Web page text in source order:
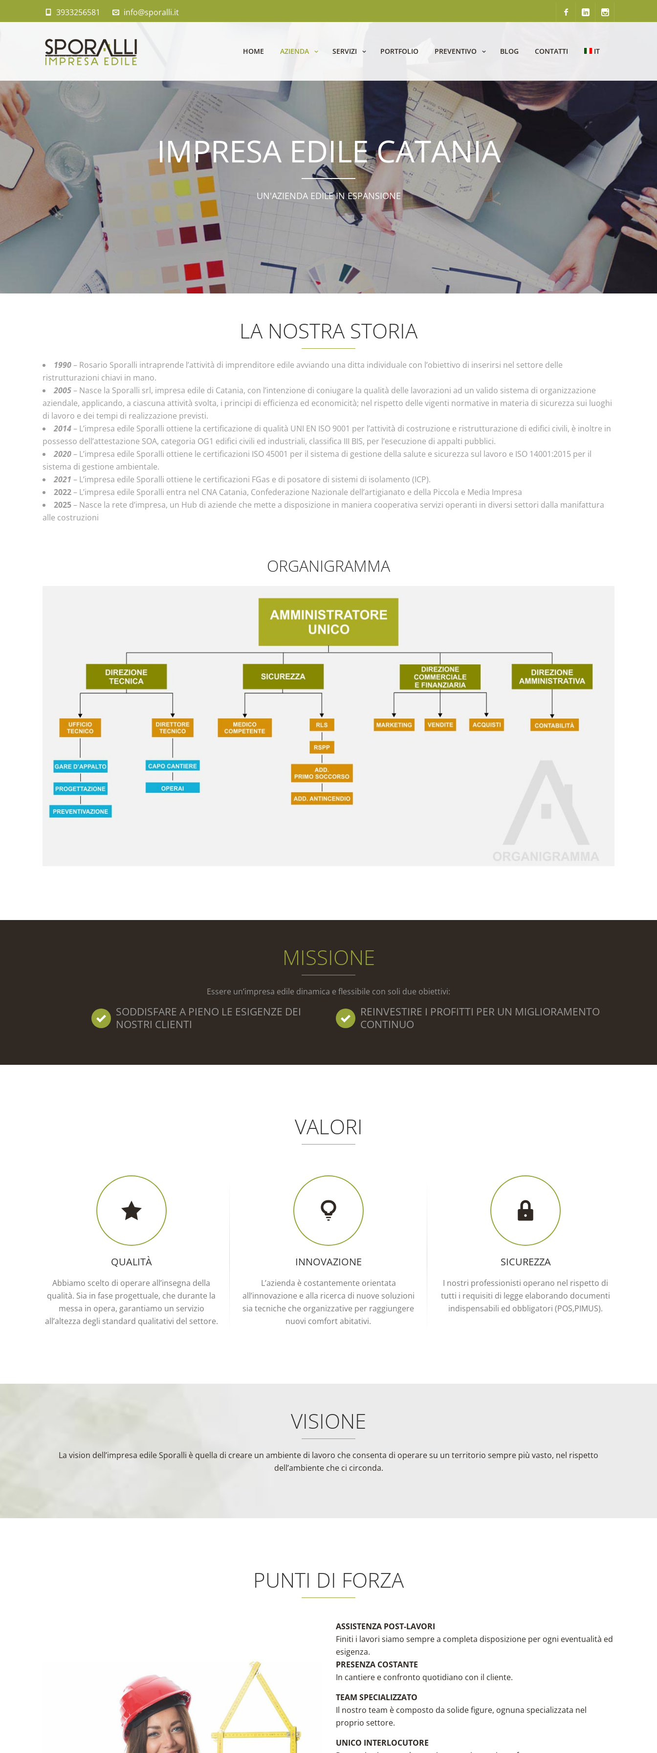
3933256581 info@sporalli.it
HOME AZIENDA SERVIZI PORTFOLIO PREVENTIVO BLOG CONTATTI IT
IMPRESA EDILE CATANIA
UN'AZIENDA EDILE IN ESPANSIONE
LA NOSTRA STORIA
1990– Rosario Sporalli intraprende l’attività di imprenditore edile avviando una ditta individuale con l’obiettivo di inserirsi nel settore delle
ristrutturazioni chiavi in mano.
2005– Nasce la Sporalli srl, impresa edile di Catania, con l’intenzione di coniugare la qualità delle lavorazioni ad un valido sistema di organizzazione
aziendale, applicando, a ciascuna attività svolta, i principi di efficienza ed economicità; nel rispetto delle vigenti normative in materia di sicurezza sui luoghi
di lavoro e dei tempi di realizzazione previsti.
2014– L’impresa edile Sporalli ottiene la certificazione di qualità UNI EN ISO 9001 per l’attività di costruzione e ristrutturazione di edifici civili, è inoltre in
possesso dell’attestazione SOA, categoria OG1 edifici civili ed industriali, classifica III BIS, per l’esecuzione di appalti pubblici.
2020– L’impresa edile Sporalli ottiene le certificazioni ISO 45001 per il sistema di gestione della salute e sicurezza sul lavoro e ISO 14001:2015 per il
sistema di gestione ambientale.
2021 – L’impresa edile Sporalli ottiene le certificazioni FGas e di posatore di sistemi di isolamento (ICP).
2022– L’impresa edile Sporalli entra nel CNA Catania, Confederazione Nazionale dell’artigianato e della Piccola e Media Impresa
2025– Nasce la rete d’impresa, un Hub di aziende che mette a disposizione in maniera cooperativa servizi operanti in diversi settori dalla manifattura
alle costruzioni
ORGANIGRAMMA
MISSIONE
Essere un’impresa edile dinamica e flessibile con soli due obiettivi:
SODDISFARE A PIENO LE ESIGENZE DEI
NOSTRI CLIENTI
REINVESTIRE I PROFITTI PER UN MIGLIORAMENTO
CONTINUO
VALORI
QUALITÀ
Abbiamo scelto di operare all’insegna della
qualità. Sia in fase progettuale, che durante la
messa in opera, garantiamo un servizio
all’altezza degli standard qualitativi del settore.
INNOVAZIONE
L’azienda è costantemente orientata
all’innovazione e alla ricerca di nuove soluzioni
sia tecniche che organizzative per raggiungere
nuovi comfort abitativi.
SICUREZZA
I nostri professionisti operano nel rispetto di
tutti i requisiti di legge elaborando documenti
indispensabili ed obbligatori (POS,PIMUS).
VISIONE
La vision dell’impresa edile Sporalli è quella di creare un ambiente di lavoro che consenta di operare su un territorio sempre più vasto, nel rispetto
dell’ambiente che ci circonda.
PUNTI DI FORZA
ASSISTENZA POST-LAVORI
Finiti i lavori siamo sempre a completa disposizione per ogni eventualità ed
esigenza.
PRESENZA COSTANTE
In cantiere e confronto quotidiano con il cliente.
TEAM SPECIALIZZATO
Il nostro team è composto da solide figure, ognuna specializzata nel
proprio settore.
UNICO INTERLOCUTORE